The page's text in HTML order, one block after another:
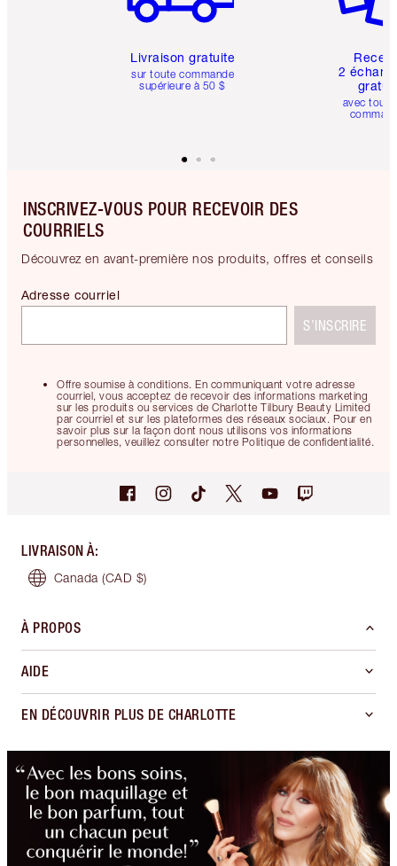
Livraison gratuite
sur toute commande
supérieure à 50 $
2
avec
INSCRIVEZ-VOUS POUR RECEVOIR DES
COURRIELS
Découvrez en avant-première nos produits, offres et conseils
Offre soumise à conditions. En communiquant votre adresse
courriel, vous acceptez de recevoir des informations marketing
sur les produits ou services de Charlotte Tilbury Beauty Limited
par courriel et sur les plateformes des réseaux sociaux. Pour en
savoir plus sur la façon dont nous utilisons vos informations
personnelles, veuillez consulter notre Politique de confidentialité.
Adresse courriel
S’INSCRIRE
LIVRAISON À:
Canada (CAD $)
À PROPOS
AIDE
EN DÉCOUVRIR PLUS DE CHARLOTTE